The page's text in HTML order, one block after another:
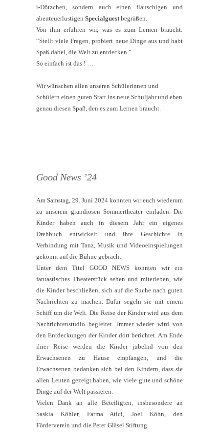
i-Dötzchen, sondern auch einen flauschigen und
abenteuerlustigen Specialguest begrüßen.
Von ihm erfuhren wir, was es zum Lernen braucht:
“Stellt viele Fragen, probiert neue Dinge aus und habt
Spaß dabei, die Welt zu entdecken.”
So einfach ist das ! …
Wir wünschen allen unseren Schülerinnen und
Schülern einen guten Start ins neue Schuljahr und eben
genau diesen Spaß, den es zum Lernen braucht.
Good News ’24
Am Samstag, 29. Juni 2024 konnten wir euch wiederum
zu unserem grandiosen Sommertheater einladen. Die
Kinder haben auch in diesem Jahr ein eigenes
Drehbuch entwickelt und ihre Geschichte in
Verbindung mit Tanz, Musik und Videoeinspielungen
gekonnt auf die Bühne gebracht.
Unter dem Titel GOOD NEWS konnten wir ein
fantastisches Theaterstück sehen und miterleben, wie
die Kinder beschließen, sich auf die Suche nach guten
Nachrichten zu machen. Dafür segeln sie mit einem
Schiff um die Welt. Die Reise der Kinder wird aus dem
Nachrichtenstudio begleitet. Immer wieder wird von
den Entdeckungen der Kinder dort berichtet. Am Ende
ihrer Reise werden die Kinder jubelnd von den
Erwachsenen zu Hause empfangen, und die
Erwachsenen bedanken sich bei den Kindern, dass sie
allen Leuten gezeigt haben, wie viele gute und schöne
Dinge auf der Welt passieren.
Vielen Dank an alle Beteiligten, insbesondere an
Saskia Köhler, Fatma Atici, Joel Köhn, den
Förderverein und die Peter Gläsel Stiftung.